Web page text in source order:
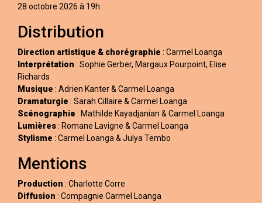
28 octobre 2026 à 19h.
Distribution
Direction artistique & chorégraphie : Carmel Loanga
Interprétation : Sophie Gerber, Margaux Pourpoint, Elise
Richards
Musique : Adrien Kanter & Carmel Loanga
Dramaturgie : Sarah Cillaire & Carmel Loanga
Scénographie : Mathilde Kayadjanian & Carmel Loanga
Lumières: Romane Lavigne & Carmel Loanga
Stylisme : Carmel Loanga & Julya Tembo
Mentions
Production : Charlotte Corre
Diffusion : Compagnie Carmel Loanga